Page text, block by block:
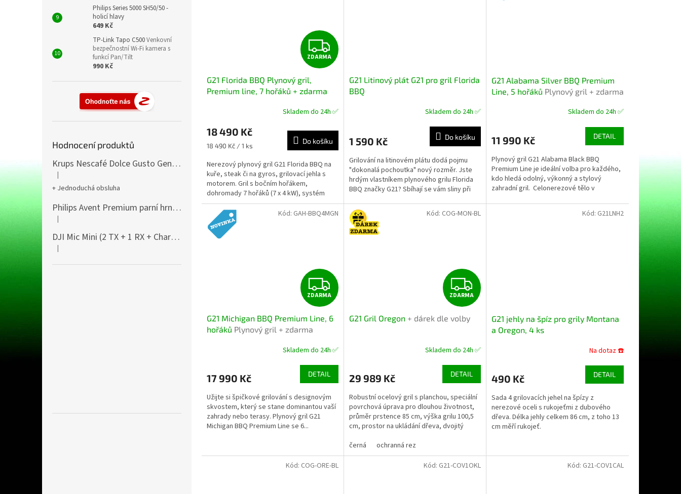
Philips Series 5000 SH50/50 -
holicí hlavy
649 Kč
TP-Link Tapo C500Venkovní
bezpečnostní Wi-Fi kamera s
funkcí Pan/Tilt
990 Kč
Hodnocení produktů
Krups Nescafé Dolce Gusto Genio S
Hodnocení produktu je 5 z 5 hvězdiček.
|
+ Jednoduchá obsluha
Philips Avent Premium parní hrnec a mixér 4v1
Hodnocení produktu je 1 z 5 hvězdiček.
|
DJI Mic Mini (2 TX + 1 RX + Charging Case)
Hodnocení produktu je 1 z 5 hvězdiček.
|
Z
D
R
M
A
ZDARMA
G21 Florida BBQ Plynový gril,
Premium line, 7 hořáků + zdarma
Skladem do 24h ✅
18 490 Kč
Měrná
18 490 Kč / 1 ks
Do košíku
Nerezový plynový gril G21 Florida BBQ na
kuře, steak či na gyros, grilovací jehla s
motorem. Gril s bočním hořákem,
dohromady 7 hořáků (7 x 4 kW), systém
Flame Tamer. Úložné...
G21 Litinový plát G21 pro gril Florida
BBQ
Skladem do 24h ✅
1 590 Kč Do košíku
Grilování na litinovém plátu dodá pojmu
"dokonalá pochoutka" nový rozměr. Jste
hrdým vlastníkem plynového grilu Florida
BBQ značky G21? Sbíhají se vám sliny při
G21 Alabama Silver BBQ Premium
Line, 5 hořáků Plynový gril + zdarma
Skladem do 24h ✅
11 990 Kč DETAIL
Plynový gril G21 Alabama Black BBQ
Premium Line je ideální volba pro každého,
kdo hledá odolný, výkonný a stylový
zahradní gril. Celonerezové tělo v
Z
D
A
R
M
A
ZDARMA
G21 Michigan BBQ Premium Line, 6
hořáků Plynový gril + zdarma
Skladem do 24h ✅
17 990 Kč DETAIL
Užijte si špičkové grilování s designovým
skvostem, který se stane dominantou vaší
zahrady nebo terasy. Plynový gril G21
Michigan BBQ Premium Line se 6...
Kód: GAH-BBQ4MGN
Z
D
R
M
A
ZDARMA
G21 Gril Oregon + dárek dle volby
Skladem do 24h ✅
29 989 Kč DETAIL
Robustní ocelový gril s planchou, speciální
povrchová úprava pro dlouhou životnost,
průměr prstence 85 cm, výška grilu 100,5
cm, prostor na ukládání dřeva, dvojitý
černá
ochranná rez
Kód: COG-MON-BL
G21 jehly na špíz pro grily Montana
a Oregon, 4 ks
Na dotaz ☎️
490 Kč DETAIL
Sada 4 grilovacích jehel na špízy z
nerezové oceli s rukojeťmi z dubového
dřeva. Délka jehly celkem 86 cm, z toho 13
cm měří rukojeť.
Kód: G21LNH2
Kód: COG-ORE-BL Kód: G21-COV1OKL Kód: G21-COV1CAL